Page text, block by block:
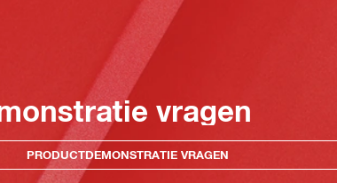
vragen
PRODUCTDEMONSTRATIE VRAGEN